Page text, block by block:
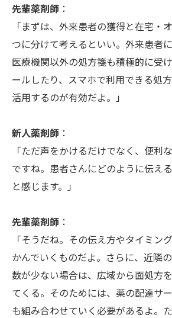
先輩薬剤師 ：
「まずは、外来患者の獲得と在宅・
つに分けて考えるといい。外来患者
医療機関以外の処方箋も積極的に受
ールしたり、スマホで利用できる処
活用するのが有効だよ。」
新人薬剤師 ：
「ただ声をかけるだけでなく、便利
ですね。患者さんにどのように伝え
と感じます。」
先輩薬剤師 ：
「そうだね。その伝え方やタイミン
かんでいくものだよ。さらに、近隣
数が少ない場合は、広域から面処方
てくる。そのためには、薬の配達サ
も組み合わせていく必要があるよ。